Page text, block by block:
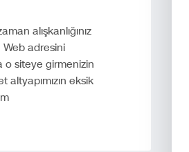
alışkanlığınız
adresini
o siteye girmenizin
eksik